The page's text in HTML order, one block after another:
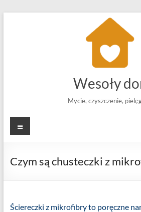
Wesoły
Mycie, czyszczenie,
Menu
Czym są chusteczki z
Ściereczki z mikrofibry to poręczne